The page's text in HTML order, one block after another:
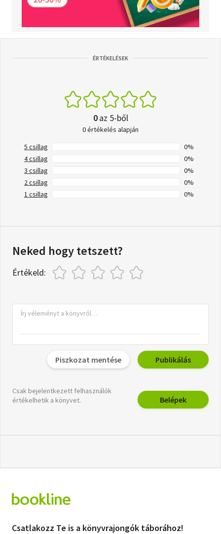
ÉRTÉKELÉSEK
0az 5-ből
0 értékelés alapján
5 csillag
0%
4 csillag
0%
3 csillag
0%
2 csillag
0%
1 csillag
0%
Neked hogy tetszett?
Értékeld:
Piszkozat mentése Publikálás
Csak bejelentkezett felhasználók
értékelhetik a könyvet.
Belépek
Csatlakozz Te is a könyvrajongók táborához!